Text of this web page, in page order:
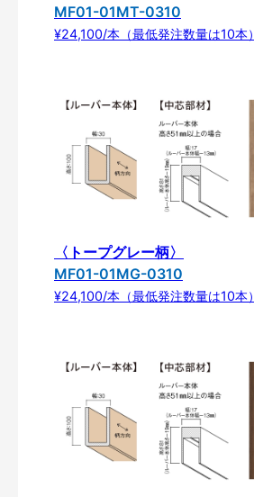
MF01-01MT-0310
¥24,100/本（最低発注数量は10本）
〈トープグレー柄〉
MF01-01MG-0310
¥24,100/本（最低発注数量は10本）